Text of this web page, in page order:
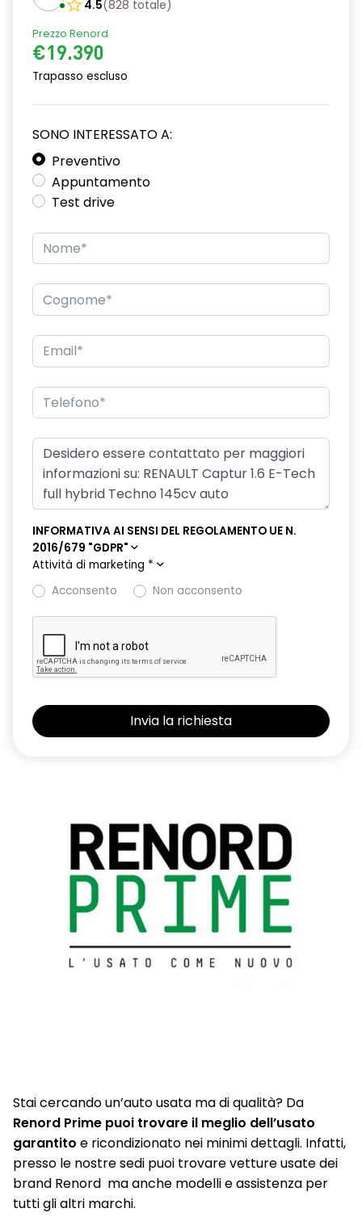
4.5(828 totale)
Prezzo Renord
€19.390
Trapasso escluso
SONO INTERESSATO A:
Preventivo
Appuntamento
Test drive
INFORMATIVA AI SENSI DEL REGOLAMENTO UE N.
2016/679 "GDPR"
Attività di marketing *
Acconsento
Non acconsento
Stai cercando un’auto usata ma di qualità? Da
Renord Prime puoi trovare il meglio dell’usato
garantito e ricondizionato nei minimi dettagli. Infatti,
presso le nostre sedi puoi trovare vetture usate dei
brand Renord ma anche modelli e assistenza per
tutti gli altri marchi.